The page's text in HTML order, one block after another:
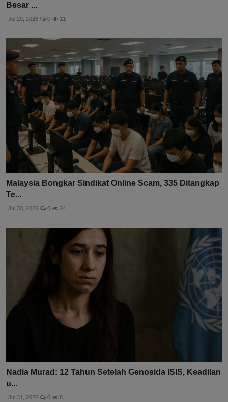
Besar ...
Jul 29, 2026 0 11
Malaysia Bongkar Sindikat Online Scam, 335 Ditangkap
Te...
Jul 30, 2026 0 24
Nadia Murad: 12 Tahun Setelah Genosida ISIS, Keadilan
u...
Jul 31, 2026 0 8